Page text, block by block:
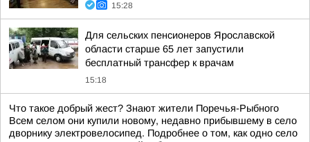
15:28
Для сельских пенсионеров Ярославской
области старше 65 лет запустили
бесплатный трансфер к врачам
15:18
Что такое добрый жест? Знают жители Поречья-Рыбного
Всем селом они купили новому, недавно прибывшему в село
дворнику электровелосипед. Подробнее о том, как одно село